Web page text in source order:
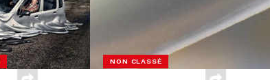
NON CLASSÉ